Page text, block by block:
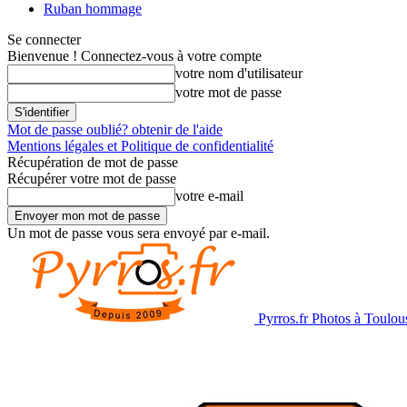
Ruban hommage
Se connecter
Bienvenue ! Connectez-vous à votre compte
votre nom d'utilisateur
votre mot de passe
Mot de passe oublié? obtenir de l'aide
Mentions légales et Politique de confidentialité
Récupération de mot de passe
Récupérer votre mot de passe
votre e-mail
Un mot de passe vous sera envoyé par e-mail.
Pyrros.fr Photos à